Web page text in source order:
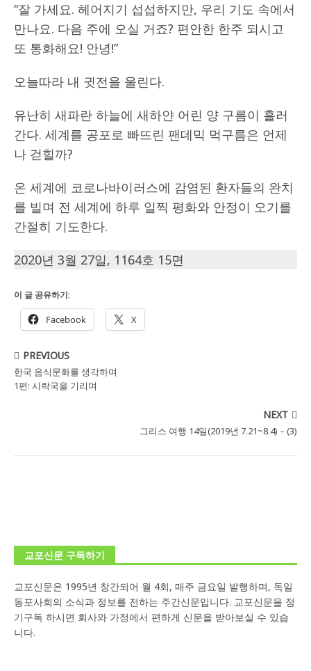
“잘 가세요. 헤어지기 섭섭하지만, 우리 기도 속에서
만나요. 다음 주에 오실 거죠? 편안한 한주 되시고
또 통화해요! 안녕!”
오늘따라 내 귓전을 울린다.
유난히 새파란 하늘에 새하얀 어린 양 구름이 흘러
간다. 세계를 공포로 빠뜨린 팬데믹 먹구름은 언제
나 걷힐까?
온 세계에 코로나바이러스에 감염된 환자들의 완치
를 빌며 전 세계에 하루 일찍 평화와 안정이 오기를
간절히 기도한다.
2020년 3월 27일, 1164호 15면
이 글 공유하기:
Facebook X
PREVIOUS
한국 음식문화를 생각하며
1편: 시락국을 기리며
NEXT
그리스 여행 14일(2019년 7.21~8.4) – (3)
교포신문 구독하기
교포신문은 1995년 창간되어 월 4회, 매주 금요일 발행하며, 독일
동포사회의 소식과 정보를 전하는 주간신문입니다. 교포신문을 정
기구독 하시면 회사와 가정에서 편하게 신문을 받아보실 수 있습
니다.